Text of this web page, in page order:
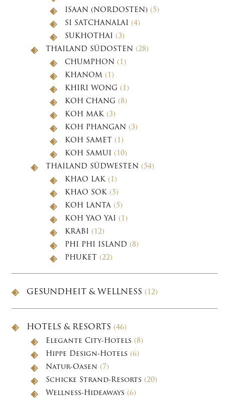
ISAAN (NORDOSTEN) (5)
SI SATCHANALAI (4)
SUKHOTHAI (3)
THAILAND SÜDOSTEN (28)
CHUMPHON (1)
KHANOM (1)
KHIRI WONG (1)
KOH CHANG (8)
KOH MAK(3)
KOH PHANGAN (3)
KOH SAMET (1)
KOH SAMUI (10)
THAILAND SÜDWESTEN (54)
KHAO LAK(1)
KHAO SOK(5)
KOH LANTA (5)
KOH YAO YAI (1)
KRABI (12)
PHI PHI ISLAND (8)
PHUKET (22)
GESUNDHEIT & WELLNESS (12)
HOTELS & RESORTS (46)
Elegante City-Hotels (8)
Hippe Design-Hotels (6)
Natur-Oasen (7)
Schicke Strand-Resorts (20)
Wellness-Hideaways (6)